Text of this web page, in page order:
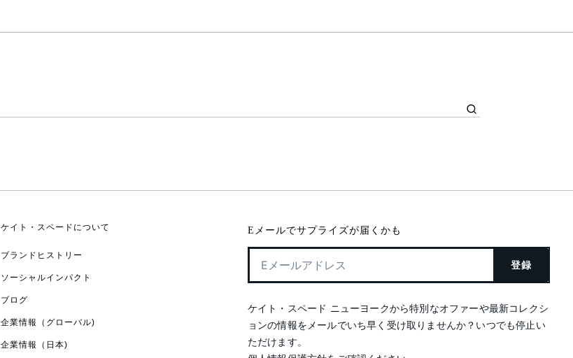
ケイト・スペードについて
ブランドヒストリー
ソーシャルインパクト
ブログ
企業情報（グローバル)
企業情報（日本)
Eメールでサプライズが届くかも
登録
ケイト・スペード ニューヨークから特別なオファーや最新コレクシ
ョンの情報をメールでいち早く受け取りませんか？いつでも停止い
ただけます。